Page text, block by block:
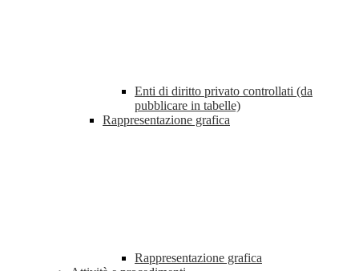
Enti di diritto privato controllati (da
pubblicare in tabelle)
Rappresentazione grafica
Rappresentazione grafica